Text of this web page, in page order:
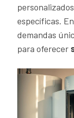
específicas.
demandas
para oferecer